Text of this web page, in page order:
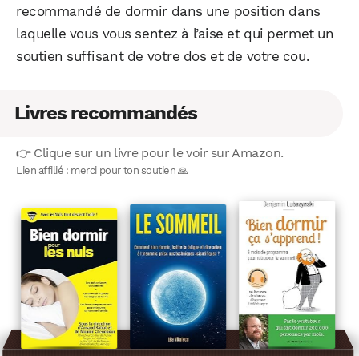
recommandé de dormir dans une position dans
laquelle vous vous sentez à l’aise et qui permet un
soutien suffisant de votre dos et de votre cou.
Livres recommandés
👉 Clique sur un livre pour le voir sur Amazon.
Lien affilié : merci pour ton soutien 🙏